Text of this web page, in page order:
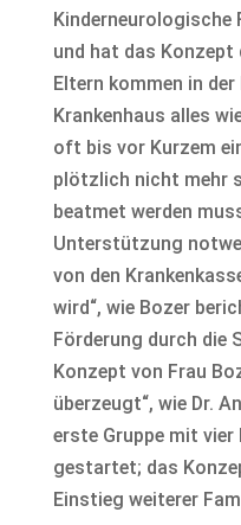
und hat das Konzept
Eltern kommen in
Krankenhaus alles
oft bis vor Kurzem
plötzlich nicht mehr
beatmet werden
Unterstützung
von den
wird“, wie Bozer
Förderung durch die
Konzept von Frau
überzeugt“, wie Dr.
erste Gruppe mit
gestartet; das
Einstieg weiterer